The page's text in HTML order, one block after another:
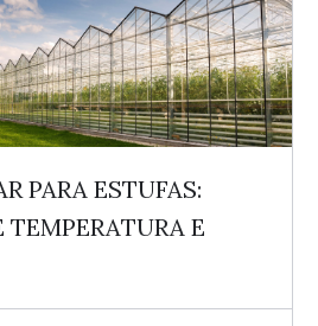
PARA ESTUFAS:
TEMPERATURA E